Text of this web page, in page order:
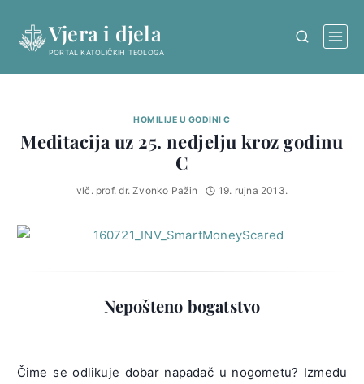
content
Vjera i djela
PORTAL KATOLIČKIH TEOLOGA
HOMILIJE U GODINI C
Meditacija uz 25. nedjelju kroz godinu
C
vlč. prof. dr. Zvonko Pažin 19. rujna 2013.
Nepošteno bogatstvo
Čime se odlikuje dobar napadač u nogometu? Između